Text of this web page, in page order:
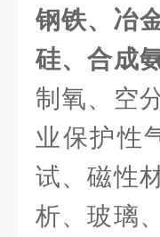
钢铁、冶
硅、合成
制氧、空
业保护性
试、磁性
析、玻璃